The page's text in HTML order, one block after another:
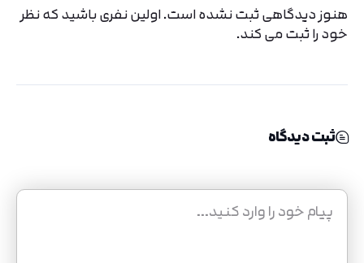
هنوز دیدگاهی ثبت نشده است. اولین نفری باشید که نظر
خود را ثبت می کند.
ثبت دیدگاه